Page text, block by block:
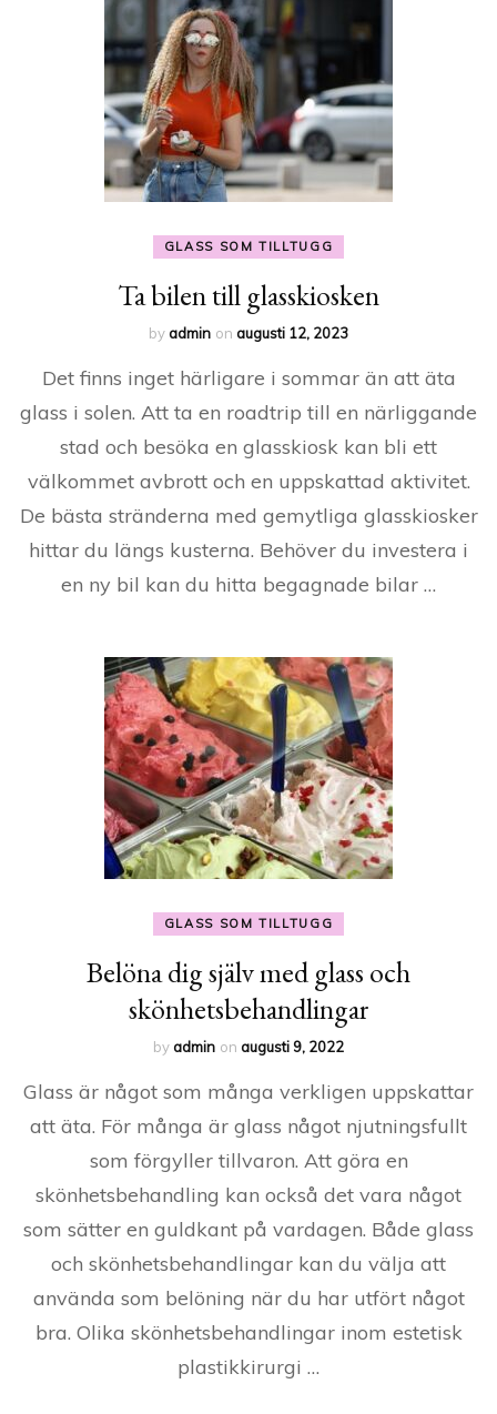
GLASS SOM TILLTUGG
Ta bilen till glasskiosken
byadmin on augusti 12, 2023
Det finns inget härligare i sommar än att äta
glass i solen. Att ta en roadtrip till en närliggande
stad och besöka en glasskiosk kan bli ett
välkommet avbrott och en uppskattad aktivitet.
De bästa stränderna med gemytliga glasskiosker
hittar du längs kusterna. Behöver du investera i
en ny bil kan du hitta begagnade bilar …
GLASS SOM TILLTUGG
Belöna dig själv med glass och
skönhetsbehandlingar
byadmin on augusti 9, 2022
Glass är något som många verkligen uppskattar
att äta. För många är glass något njutningsfullt
som förgyller tillvaron. Att göra en
skönhetsbehandling kan också det vara något
som sätter en guldkant på vardagen. Både glass
och skönhetsbehandlingar kan du välja att
använda som belöning när du har utfört något
bra. Olika skönhetsbehandlingar inom estetisk
plastikkirurgi …